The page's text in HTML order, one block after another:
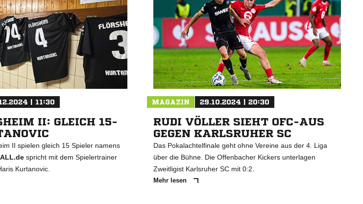
| 11:30
II: GLEICH 15-
II spielen gleich 15 Spieler namens
spricht mit dem Spielertrainer
Kurtanovic.
MAGAZIN 29.10.2024 | 20:30
RUDI VÖLLER SIEHT OFC-AUS
GEGEN KARLSRUHER SC
Das Pokalachtelfinale geht ohne Vereine aus der 4. Liga
über die Bühne. Die Offenbacher Kickers unterlagen
Zweitligist Karlsruher SC mit 0:2.
Mehr lesen